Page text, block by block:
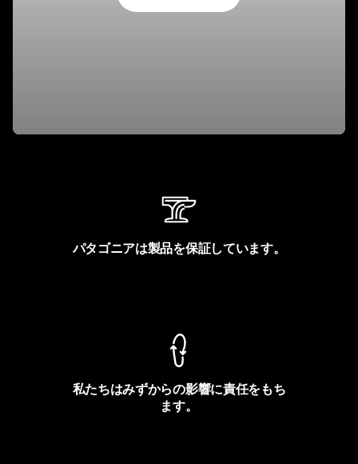
パタゴニアは製品を保証しています。
私たちはみずからの影響に責任をもち
ます。